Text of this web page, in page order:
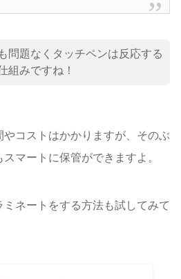
問題なくタッチペンは反応する
組みですね！
コストはかかりますが、そのぶ
マートに保管ができますよ。
ネートをする方法も試してみて